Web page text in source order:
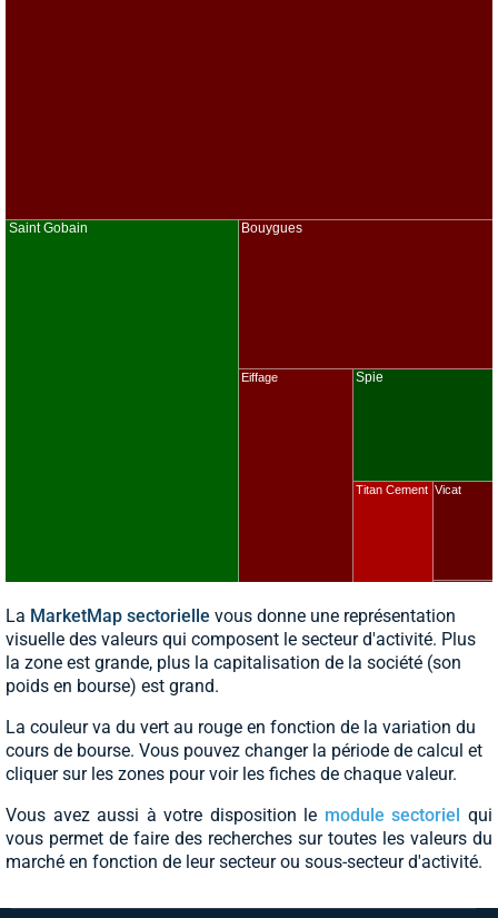
La MarketMap sectorielle vous donne une représentation
visuelle des valeurs qui composent le secteur d'activité. Plus
la zone est grande, plus la capitalisation de la société (son
poids en bourse) est grand.
La couleur va du vert au rouge en fonction de la variation du
cours de bourse. Vous pouvez changer la période de calcul et
cliquer sur les zones pour voir les fiches de chaque valeur.
Vous avez aussi à votre disposition le module sectoriel
qui
vous permet de faire des recherches sur toutes les valeurs du
marché en fonction de leur secteur ou sous-secteur d'activité.